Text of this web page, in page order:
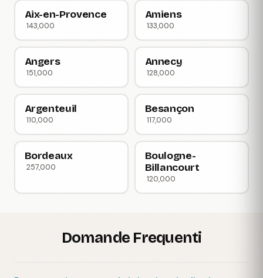
Aix-en-Provence
143,000
Amiens
133,000
Angers
151,000
Annecy
128,000
Argenteuil
110,000
Besançon
117,000
Bordeaux
257,000
Boulogne-
Billancourt
120,000
Domande Frequenti